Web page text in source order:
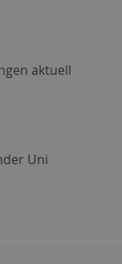
aktuell
Uni